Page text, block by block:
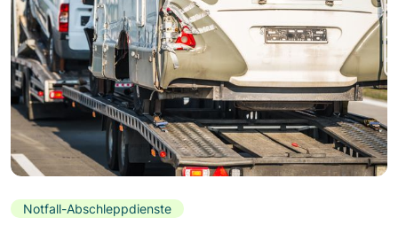
Notfall-Abschleppdienste